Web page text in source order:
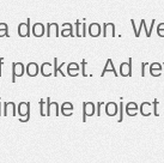
donation.
Ad
the